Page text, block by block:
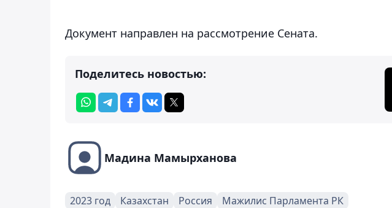
Документ направлен на рассмотрение Сената.
Поделитесь новостью:
Мадина Мамырханова
2023 год Казахстан Россия Мажилис Парламента РК